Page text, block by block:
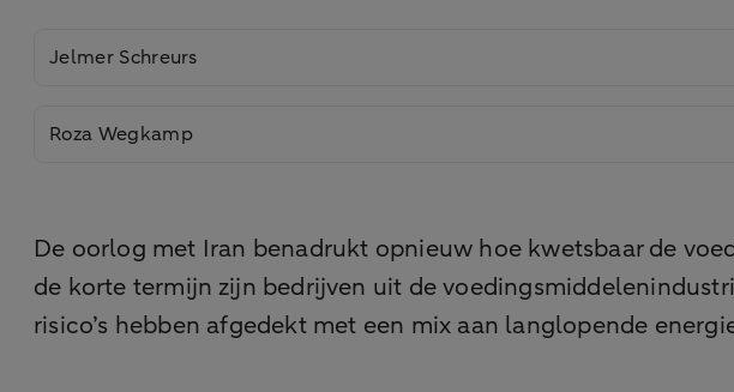
Jelmer Schreurs
Roza Wegkamp
De oorlog met Iran benadrukt opnieuw hoe kwetsbaar de
de korte termijn zijn bedrijven uit de
risico’s hebben afgedekt met een mix aan langlopende